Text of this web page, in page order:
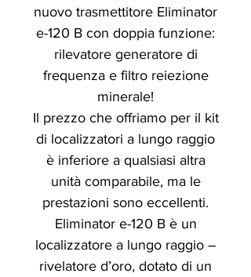
nuovo trasmettitore Eliminator
e-120 B con doppia funzione:
rilevatore generatore di
frequenza e filtro reiezione
minerale!
Il prezzo che offriamo per il kit
di localizzatori a lungo raggio
è inferiore a qualsiasi altra
unità comparabile, ma le
prestazioni sono eccellenti.
Eliminator e-120 B è un
localizzatore a lungo raggio –
rivelatore d’oro, dotato di un